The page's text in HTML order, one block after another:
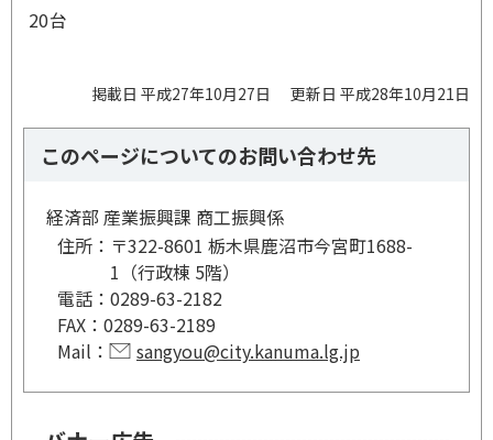
20台
掲載日 平成27年10月27日 更新日 平成28年10月21日
このページについてのお問い合わせ先
経済部 産業振興課 商工振興係
住所： 〒322-8601 栃木県鹿沼市今宮町1688-
1（行政棟 5階）
電話： 0289-63-2182
FAX： 0289-63-2189
Mail：
sangyou@city.kanuma.lg.jp